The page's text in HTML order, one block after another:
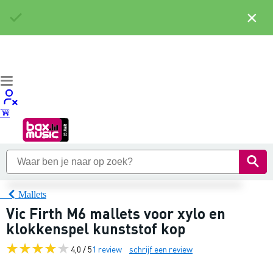
Mallets
Vic Firth M6 mallets voor xylo en
klokkenspel kunststof kop
4,0 / 51 review schrijf een review
×